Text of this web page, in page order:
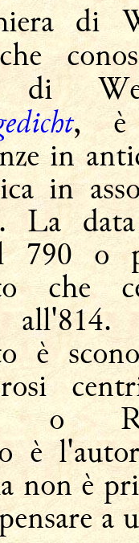
di
di
, è
in
in
La
790 o
che
è
o
è
non è
a